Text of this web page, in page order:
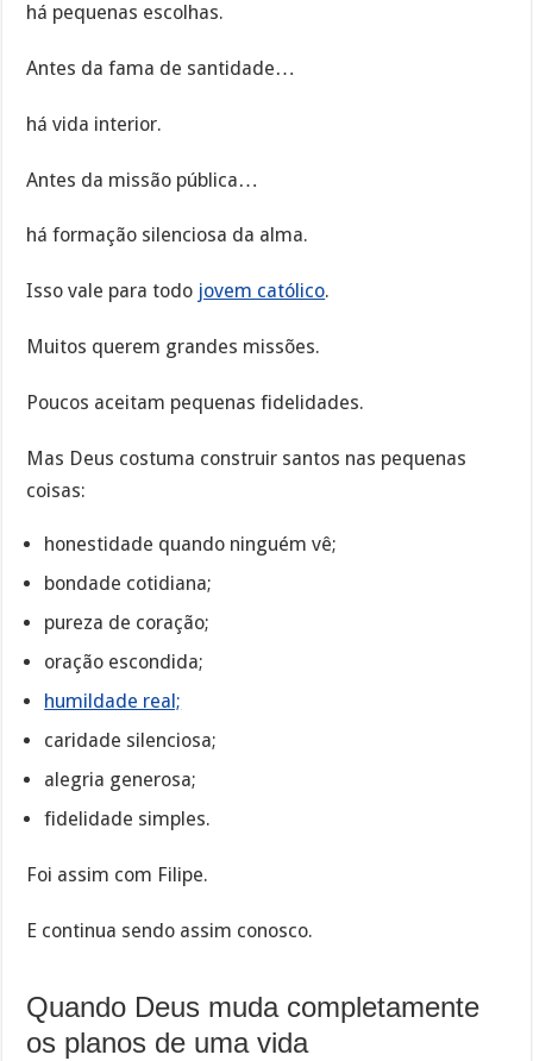
há pequenas escolhas.
Antes da fama de santidade…
há vida interior.
Antes da missão pública…
há formação silenciosa da alma.
Isso vale para todo jovem católico.
Muitos querem grandes missões.
Poucos aceitam pequenas fidelidades.
Mas Deus costuma construir santos nas pequenas
coisas:
honestidade quando ninguém vê;
bondade cotidiana;
pureza de coração;
oração escondida;
humildade real;
caridade silenciosa;
alegria generosa;
fidelidade simples.
Foi assim com Filipe.
E continua sendo assim conosco.
Quando Deus muda completamente
os planos de uma vida